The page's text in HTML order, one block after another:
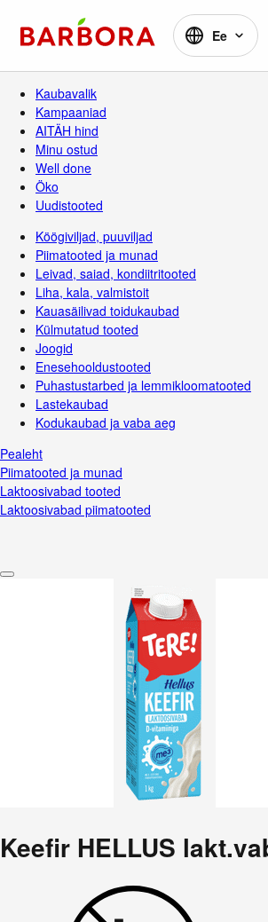
Ee
Kaubavalik
Kampaaniad
AITÄH hind
Minu ostud
Well done
Öko
Uudistooted
Köögiviljad, puuviljad
Piimatooted ja munad
Leivad, saiad, kondiitritooted
Liha, kala, valmistoit
Kauasäilivad toidukaubad
Külmutatud tooted
Joogid
Enesehooldustooted
Puhastustarbed ja lemmikloomatooted
Lastekaubad
Kodukaubad ja vaba aeg
Pealeht
Piimatooted ja munad
Laktoosivabad tooted
Laktoosivabad piimatooted
Keefir HELLUS